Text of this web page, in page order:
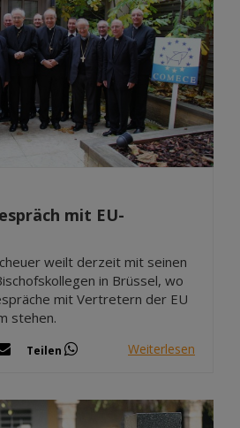
mit EU-
weilt derzeit mit seinen
in Brüssel, wo
mit Vertretern der EU
stehen.
Teilen Weiterlesen